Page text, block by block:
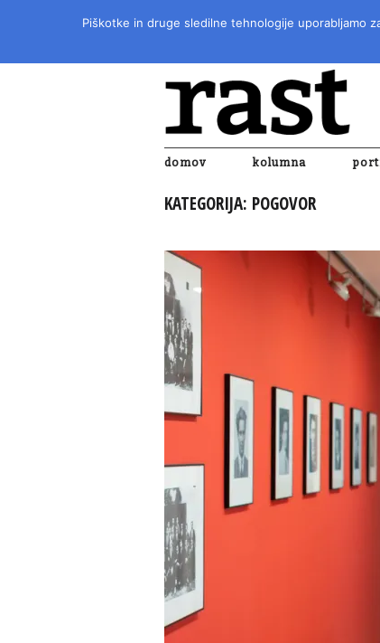
domov kolumna
KATEGORIJA: POGOVOR
Piškotke in druge sledilne tehnologije uporabljamo